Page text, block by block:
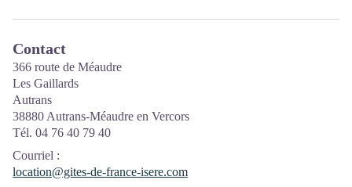
Contact
366 route de Méaudre
Les Gaillards
Autrans
38880 Autrans-Méaudre en Vercors
Tél. 04 76 40 79 40
Courriel :
location@gites-de-france-isere.com